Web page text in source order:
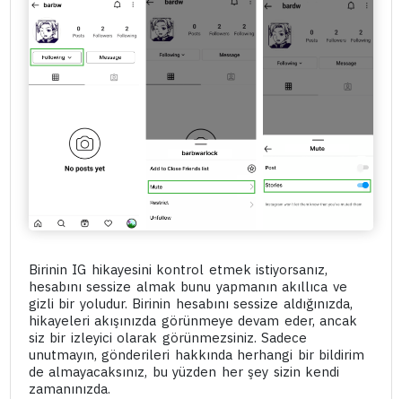
Birinin IG hikayesini kontrol etmek istiyorsanız,
hesabını sessize almak bunu yapmanın akıllıca ve
gizli bir yoludur. Birinin hesabını sessize aldığınızda,
hikayeleri akışınızda görünmeye devam eder, ancak
siz bir izleyici olarak görünmezsiniz. Sadece
unutmayın, gönderileri hakkında herhangi bir bildirim
de almayacaksınız, bu yüzden her şey sizin kendi
zamanınızda.